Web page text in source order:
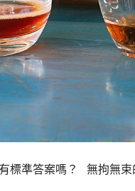
標準答案嗎？ 無拘無